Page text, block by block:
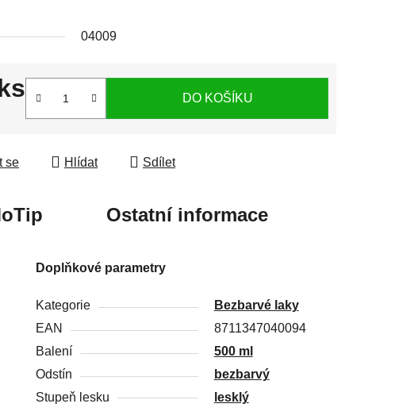
04009
DO KOŠÍKU
se Hlídat Sdílet
Ostatní informace
Doplňkové parametry
Kategorie
Bezbarvé laky
EAN
8711347040094
Balení
500 ml
Odstín
bezbarvý
Stupeň lesku
lesklý